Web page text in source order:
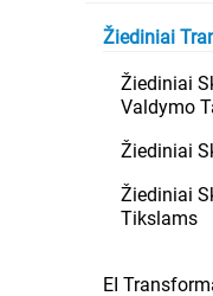
Žiediniai
Žiediniai
Valdymo
Žiediniai
Žiediniai
Tikslams
EI